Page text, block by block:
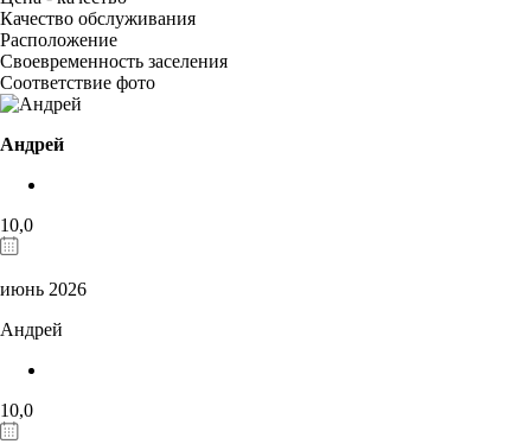
Качество обслуживания
Расположение
Своевременность заселения
Соответствие фото
Андрей
10,0
июнь 2026
Андрей
10,0